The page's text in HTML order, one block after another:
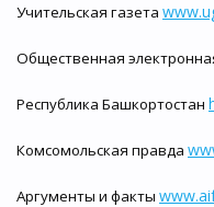
Учительская газета
Общественная
Республика Башкортостан
Комсомольская правда
Аргументы и факты